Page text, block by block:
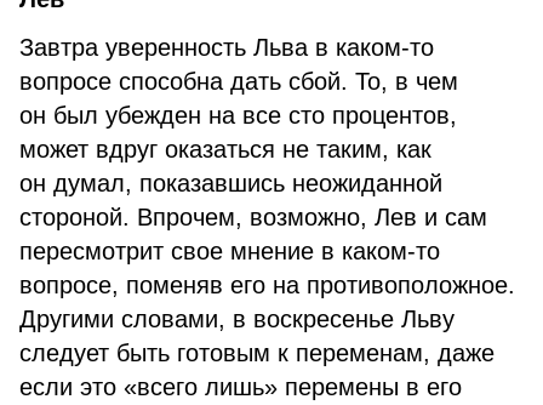
Завтра уверенность Льва в каком-то
вопросе способна дать сбой. То, в чем
он был убежден на все сто процентов,
может вдруг оказаться не таким, как
он думал, показавшись неожиданной
стороной. Впрочем, возможно, Лев и сам
пересмотрит свое мнение в каком-то
вопросе, поменяв его на противоположное.
Другими словами, в воскресенье Льву
следует быть готовым к переменам, даже
если это «всего лишь» перемены в его